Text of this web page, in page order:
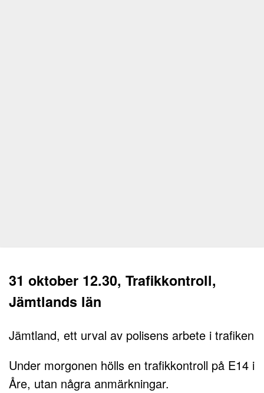
31 oktober 12.30, Trafikkontroll,
Jämtlands län
Jämtland, ett urval av polisens arbete i trafiken
Under morgonen hölls en trafikkontroll på E14 i
Åre, utan några anmärkningar.